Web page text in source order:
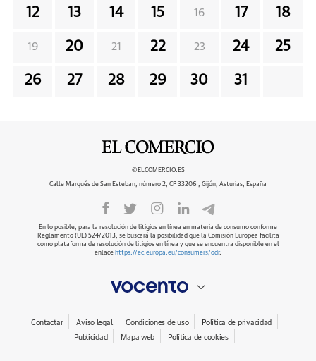
12 13 14 15 16 17 18
19 20 21 22 23 24 25
26 27 28 29 30 31
©ELCOMERCIO.ES
Calle Marqués de San Esteban, número 2, CP 33206 , Gijón, Asturias, España
En lo posible, para la resolución de litigios en línea en materia de consumo conforme
Reglamento (UE) 524/2013, se buscará la posibilidad que la Comisión Europea facilita
como plataforma de resolución de litigios en línea y que se encuentra disponible en el
enlace https://ec.europa.eu/consumers/odr.
Contactar Aviso legal Condiciones de uso
Política de privacidad
Publicidad
Mapa web Política de cookies